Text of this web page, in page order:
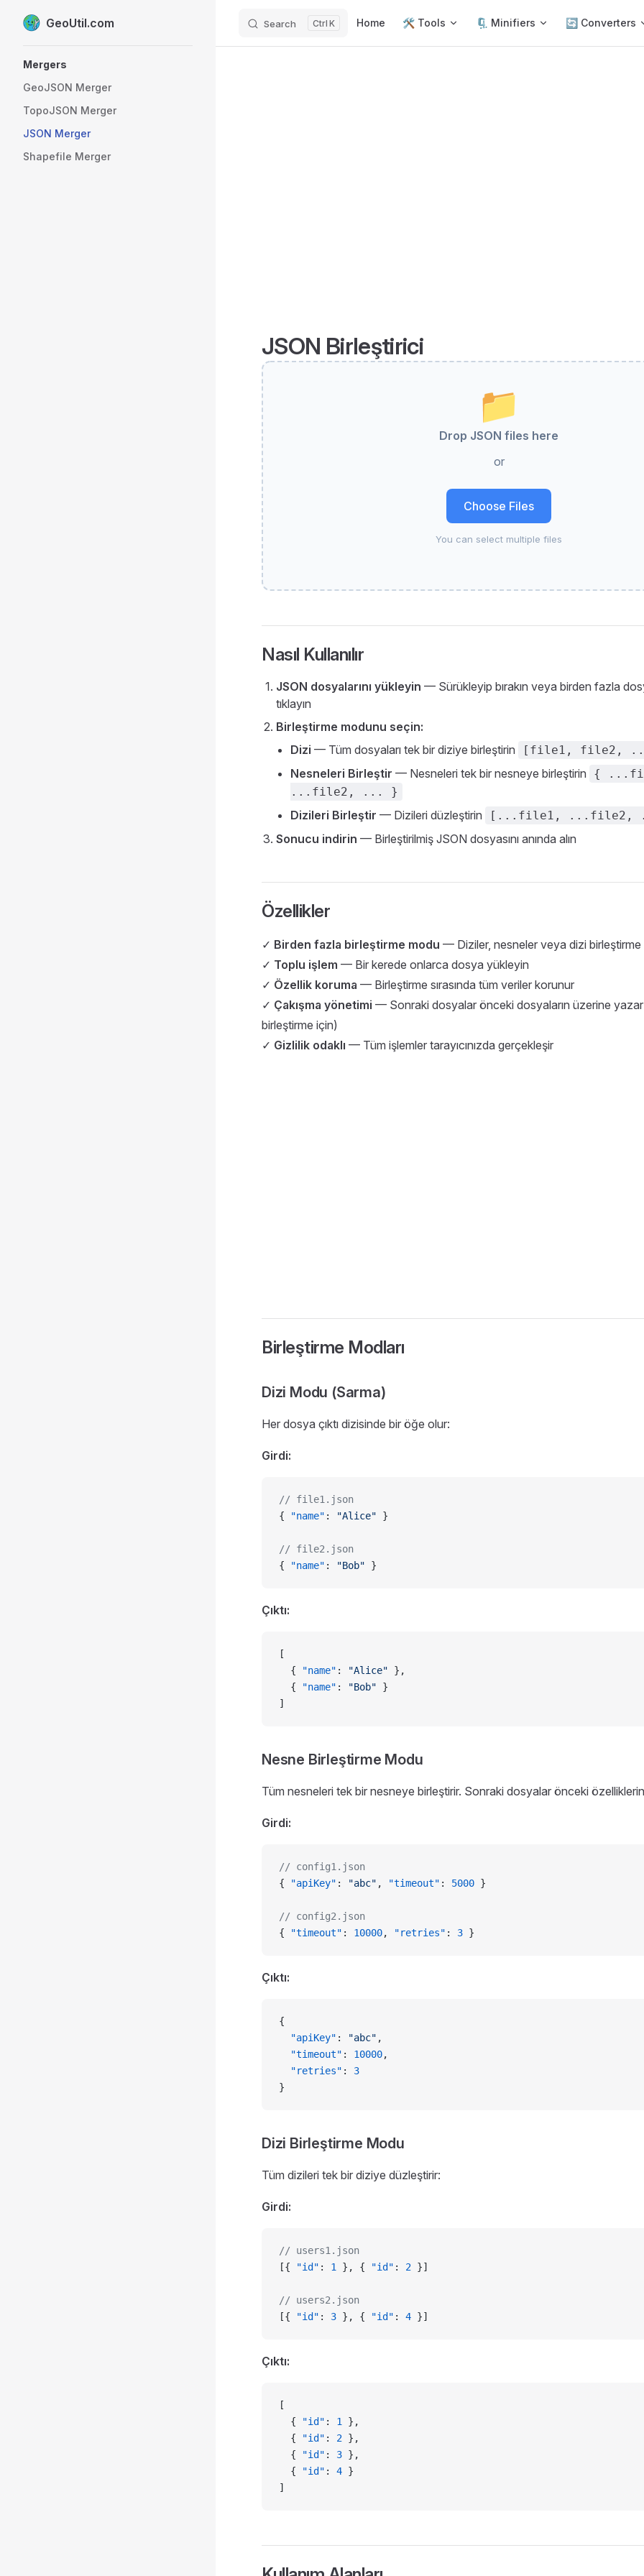
Skip to content
GeoUtil.com Search K Home 🛠️ Tools 🗜️ Minifiers 🔄 Converters
Mergers
GeoJSON Merger
TopoJSON Merger
JSON Merger
Shapefile Merger
JSON Birleştirici
📁
Drop JSON files here
or
Choose Files
You can select multiple files
Nasıl Kullanılır
JSON dosyalarını yükleyin — Sürükleyip bırakın veya birden fazla
tıklayın
Birleştirme modunu seçin:
Dizi — Tüm dosyaları tek bir diziye birleştirin [file1, file2,
Nesneleri Birleştir — Nesneleri tek bir nesneye birleştirin
{
...file2, ... }
Dizileri Birleştir — Dizileri düzleştirin [...file1, ...file2,
Sonucu indirin — Birleştirilmiş JSON dosyasını anında alın
Özellikler
✓ Birden fazla birleştirme modu — Diziler, nesneler veya dizi birleştirme
✓ Toplu işlem — Bir kerede onlarca dosya yükleyin
✓ Özellik koruma — Birleştirme sırasında tüm veriler korunur
✓ Çakışma yönetimi — Sonraki dosyalar önceki dosyaların üzerine
birleştirme için)
✓ Gizlilik odaklı — Tüm işlemler tarayıcınızda gerçekleşir
Birleştirme Modları
Dizi Modu (Sarma)
Her dosya çıktı dizisinde bir öğe olur:
Girdi:
// file1.json
{
"name" : "Alice" }
// file2.json
{
"name" : "Bob" }
Çıktı:
[
  {
"name" : "Alice" },
  {
"name" : "Bob" }
]
Nesne Birleştirme Modu
Tüm nesneleri tek bir nesneye birleştirir. Sonraki dosyalar önceki
Girdi:
// config1.json
{
"apiKey" : "abc" , "timeout" : 5000 }
// config2.json
{
"timeout" : 10000, "retries" : 3 }
Çıktı:
{
  "apiKey"
: "abc" ,
  "timeout"
: 10000,
  "retries"
: 3
}
Dizi Birleştirme Modu
Tüm dizileri tek bir diziye düzleştirir:
Girdi:
// users1.json
[{
"id" : 1 }, { "id" : 2 }]
// users2.json
[{
"id" : 3 }, { "id" : 4 }]
Çıktı:
[
  {
"id" : 1
},
  {
"id" : 2 },
  {
"id" : 3 },
  {
"id" : 4 }
]